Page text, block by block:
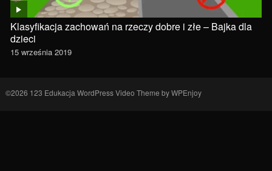
Klasyfikacja zachowań na rzeczy dobre i złe – Bajka dla
dzieci
15 września 2019
©2026 123 Edukacja WordPress Video Theme byWPEnjoy